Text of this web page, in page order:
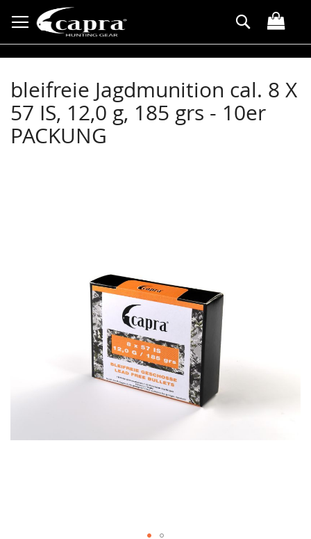
au
contenu
Rechercher
bleifreie Jagdmunition cal. 8 X
57 IS, 12,0 g, 185 grs - 10er
PACKUNG